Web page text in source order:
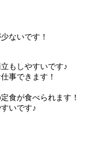
ないです！
もしやすいです♪
事できます！
食が食べられます！
いです♪